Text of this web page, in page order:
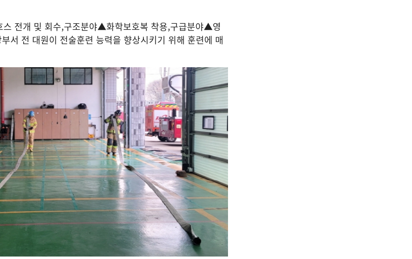
스 전개 및 회수,구조분야▲화학보호복 착용,구급분야▲영
서 전 대원이 전술훈련 능력을 향상시키기 위해 훈련에 매